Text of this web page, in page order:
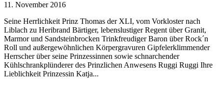
11. November 2016
Seine Herrlichkeit Prinz Thomas der XLI, vom Vorkloster nach
Liblach zu Heribrand Bärtiger, lebenslustiger Regent über Granit,
Marmor und Sandsteinbrocken Trinkfreudiger Baron über Rock´n
Roll und außergewöhnlichen Körpergravuren Gipfelerklimmender
Herrscher über seine Prinzessinnen sowie schnarchender
Kühlschrankplünderer des Prinzlichen Anwesens Ruggi Ruggi Ihre
Lieblichkeit Prinzessin Katja...